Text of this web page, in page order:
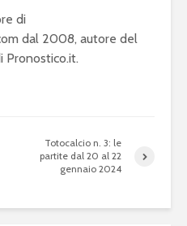
di
dal 2008, autore del
Pronostico.it.
Totocalcio n. 3: le
partite dal 20 al 22
gennaio 2024